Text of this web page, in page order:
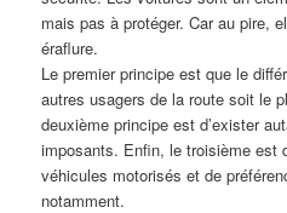
mais pas à protéger. Car au pire,
éraflure.
Le premier principe est que le
autres usagers de la route soit le
deuxième principe est d’exister
imposants. Enfin, le troisième est
véhicules motorisés et de
notamment.